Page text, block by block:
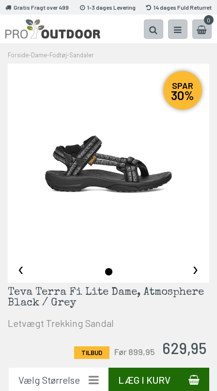
Gratis Fragt over 499 1-3 dages Levering
14 dages Fuld Returret
0
Forside-Dame-Fodtøj-Sandaler
SPAR
30%
‹ ›
Teva Terra Fi Lite Dame, Atmosphere
Black / Grey
Letvægt Trekking Sandal
629,95
Før 899,95
LÆG I KURV